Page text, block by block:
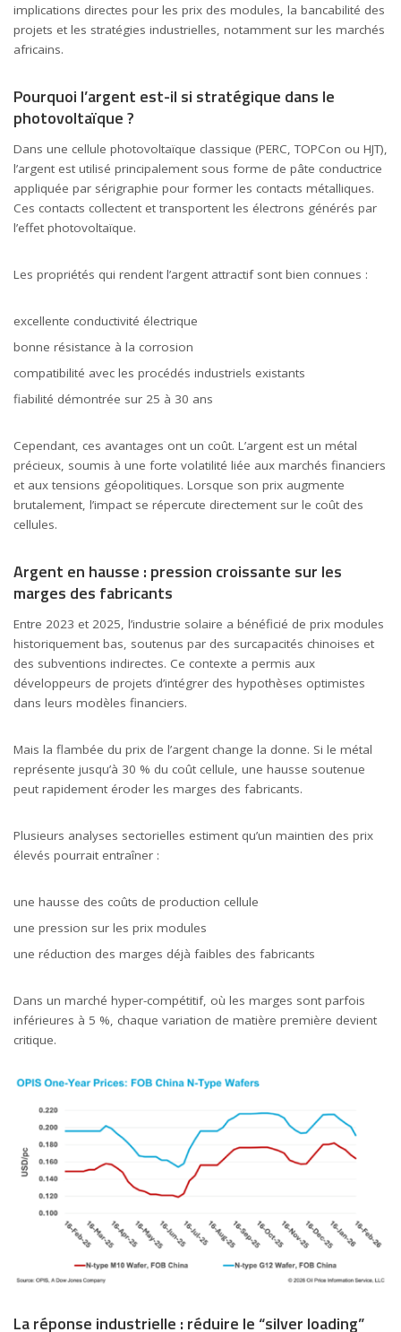
implications directes pour les prix des modules, la bancabilité des
projets et les stratégies industrielles, notamment sur les marchés
africains.
Pourquoi l’argent est-il si stratégique dans le
photovoltaïque ?
Dans une cellule photovoltaïque classique (PERC, TOPCon ou HJT),
l’argent est utilisé principalement sous forme de pâte conductrice
appliquée par sérigraphie pour former les contacts métalliques.
Ces contacts collectent et transportent les électrons générés par
l’effet photovoltaïque.
Les propriétés qui rendent l’argent attractif sont bien connues :
excellente conductivité électrique
bonne résistance à la corrosion
compatibilité avec les procédés industriels existants
fiabilité démontrée sur 25 à 30 ans
Cependant, ces avantages ont un coût. L’argent est un métal
précieux, soumis à une forte volatilité liée aux marchés financiers
et aux tensions géopolitiques. Lorsque son prix augmente
brutalement, l’impact se répercute directement sur le coût des
cellules.
Argent en hausse : pression croissante sur les
marges des fabricants
Entre 2023 et 2025, l’industrie solaire a bénéficié de prix modules
historiquement bas, soutenus par des surcapacités chinoises et
des subventions indirectes. Ce contexte a permis aux
développeurs de projets d’intégrer des hypothèses optimistes
dans leurs modèles financiers.
Mais la flambée du prix de l’argent change la donne. Si le métal
représente jusqu’à 30 % du coût cellule, une hausse soutenue
peut rapidement éroder les marges des fabricants.
Plusieurs analyses sectorielles estiment qu’un maintien des prix
élevés pourrait entraîner :
une hausse des coûts de production cellule
une pression sur les prix modules
une réduction des marges déjà faibles des fabricants
Dans un marché hyper-compétitif, où les marges sont parfois
inférieures à 5 %, chaque variation de matière première devient
critique.
La réponse industrielle : réduire le “silver loading”